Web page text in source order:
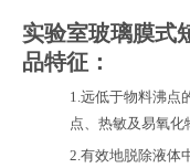
实验室玻璃膜式
品特征：
1.远低于物料沸点
点、热敏及易氧化
2. 有效地脱除液体